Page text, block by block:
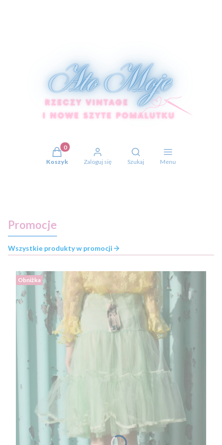
Produkty w koszyku: 0. Zobacz szczegóły
Koszyk Zaloguj się
Otwórz wyszukiwarkę
Szukaj Menu
Promocje
Wszystkie produkty w promocji
Obniżka